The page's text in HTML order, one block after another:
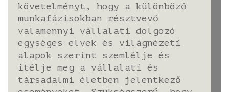
követelményt, hogy a különböző
munkafázisokban résztvevő
valamennyi vállalati dolgozó
egységes elvek és világnézeti
alapok szerint szemlélje és
ítélje meg a vállalati és
társadalmi életben jelentkező